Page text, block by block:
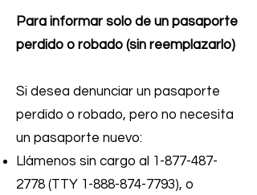
Para informar solo de un pasaporte
perdido o robado (sin reemplazarlo)
Si desea denunciar un pasaporte
perdido o robado, pero no necesita
un pasaporte nuevo:
Llámenos sin cargo al 1-877-487-
2778 (TTY 1-888-874-7793), o